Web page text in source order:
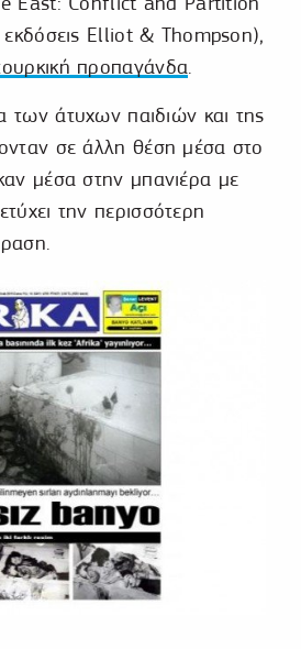
Elliot & Thompson),
προπαγάνδα
των άτυχων παιδιών και της
σε άλλη θέση μέσα στο
μέσα στην μπανιέρα με
την περισσότερη